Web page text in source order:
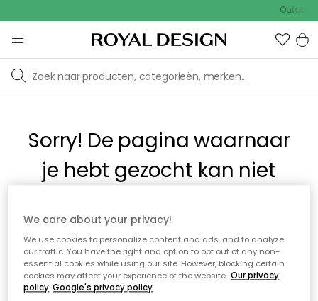
Outdoor
Sorry! De pagina waarnaar
je hebt gezocht kan niet
De pagina is mogelijk niet meer beschikbaar of is verplaatst.
Wij verontschuldigen ons voor het ongemak. Probeer de
pagina te vernieuwen of gebruik het menu hierboven om
terug te navigeren, of bezoek een van onze populaire
We care about your privacy!
We use cookies to personalize content and ads, and to analyze
our traffic. You have the right and option to opt out of any non-
essential cookies while using our site. However, blocking certain
cookies may affect your experience of the website. Our privacy
policy Google's privacy policy